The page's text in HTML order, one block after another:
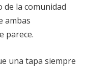
la comunidad
ambas
parece.
una tapa siempre